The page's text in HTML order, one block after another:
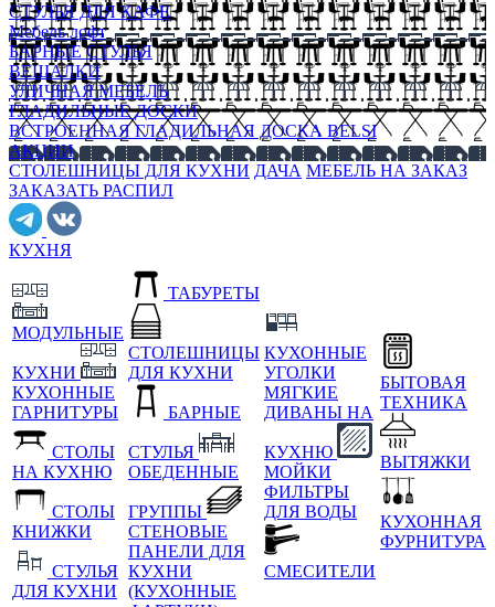
СТУЛЬЯ ДЛЯ КАФЕ
Мебель лофт
БАРНЫЕ СТУЛЬЯ
ВЕШАЛКИ
УЛИЧНАЯ МЕБЕЛЬ
ГЛАДИЛЬНЫЕ ДОСКИ
ВСТРОЕННАЯ ГЛАДИЛЬНАЯ ДОСКА BELSI
АКЦИИ
СТОЛЕШНИЦЫ ДЛЯ КУХНИ ДАЧА МЕБЕЛЬ НА ЗАКАЗ
ЗАКАЗАТЬ РАСПИЛ
КУХНЯ
МОДУЛЬНЫЕ
КУХНИ
КУХОННЫЕ
ГАРНИТУРЫ
СТОЛЫ
НА КУХНЮ
СТОЛЫ
КНИЖКИ
СТУЛЬЯ
ДЛЯ КУХНИ
ТАБУРЕТЫ
СТОЛЕШНИЦЫ
ДЛЯ КУХНИ
БАРНЫЕ
СТУЛЬЯ
ОБЕДЕННЫЕ
ГРУППЫ
СТЕНОВЫЕ
ПАНЕЛИ ДЛЯ
КУХНИ
(КУХОННЫЕ
КУХОННЫЕ
УГОЛКИ
МЯГКИЕ
ДИВАНЫ НА
КУХНЮ
МОЙКИ
ФИЛЬТРЫ
ДЛЯ ВОДЫ
СМЕСИТЕЛИ
БЫТОВАЯ
ТЕХНИКА
ВЫТЯЖКИ
КУХОННАЯ
ФУРНИТУРА